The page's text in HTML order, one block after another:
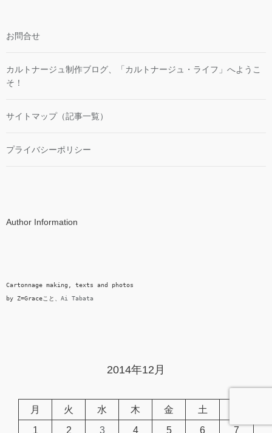
お問合せ
カルトナージュ制作ブログ、「カルトナージュ・ライフ」へようこ
そ！
サイトマップ（記事一覧）
プライバシーポリシー
Author Information
Cartonnage making, texts and photos
by Z=Graceこと、 Ai Tabata
2014年12月
月 火 水 木 金 土
1
2 3 4 5 6 7